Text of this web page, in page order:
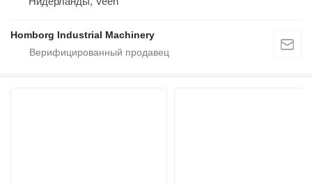
Homborg Industrial Machinery